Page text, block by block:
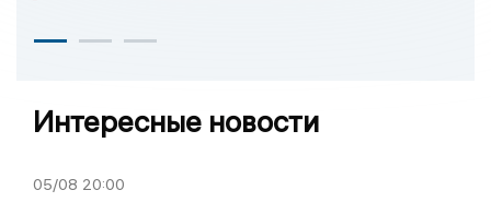
Интересные новости
05/08 20:00